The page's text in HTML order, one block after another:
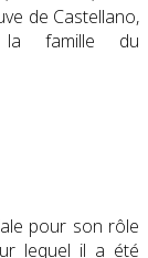
de Castellano,
famille du
pour son rôle
lequel il a été